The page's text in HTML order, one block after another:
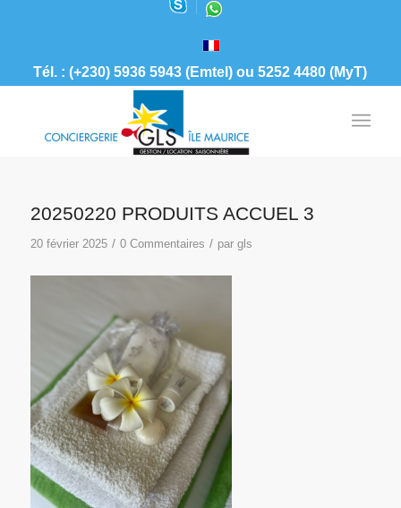
Tél. : (+230) 5936 5943 (Emtel) ou 5252 4480 (MyT)
20250220 PRODUITS ACCUEL 3
20 février 2025 / 0 Commentaires / par gls